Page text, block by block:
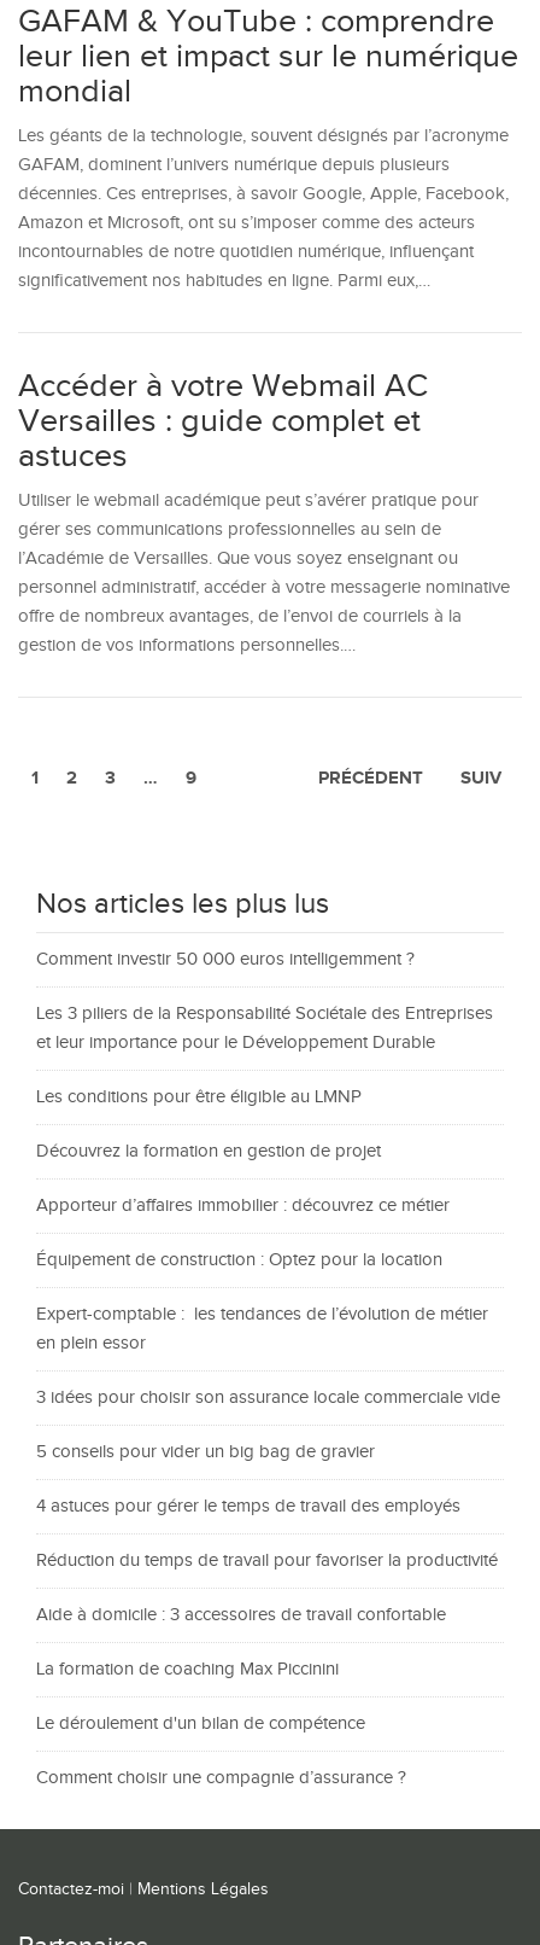
GAFAM & YouTube : comprendre
leur lien et impact sur le numérique
mondial
Les géants de la technologie, souvent désignés par l’acronyme
GAFAM, dominent l’univers numérique depuis plusieurs
décennies. Ces entreprises, à savoir Google, Apple, Facebook,
Amazon et Microsoft, ont su s’imposer comme des acteurs
incontournables de notre quotidien numérique, influençant
significativement nos habitudes en ligne. Parmi eux,…
Accéder à votre Webmail AC
Versailles : guide complet et
astuces
Utiliser le webmail académique peut s’avérer pratique pour
gérer ses communications professionnelles au sein de
l’Académie de Versailles. Que vous soyez enseignant ou
personnel administratif, accéder à votre messagerie nominative
offre de nombreux avantages, de l’envoi de courriels à la
gestion de vos informations personnelles.…
PRÉCÉDENT
1 2 3 … 9 SUIV
Nos articles les plus lus
Comment investir 50 000 euros intelligemment ?
Les 3 piliers de la Responsabilité Sociétale des Entreprises
et leur importance pour le Développement Durable
Les conditions pour être éligible au LMNP
Découvrez la formation en gestion de projet
Apporteur d’affaires immobilier : découvrez ce métier
Équipement de construction : Optez pour la location
Expert-comptable : les tendances de l’évolution de métier
en plein essor
3 idées pour choisir son assurance locale commerciale vide
5 conseils pour vider un big bag de gravier
4 astuces pour gérer le temps de travail des employés
Réduction du temps de travail pour favoriser la productivité
Aide à domicile : 3 accessoires de travail confortable
La formation de coaching Max Piccinini
Le déroulement d'un bilan de compétence
Comment choisir une compagnie d’assurance ?
Contactez-moi | Mentions Légales